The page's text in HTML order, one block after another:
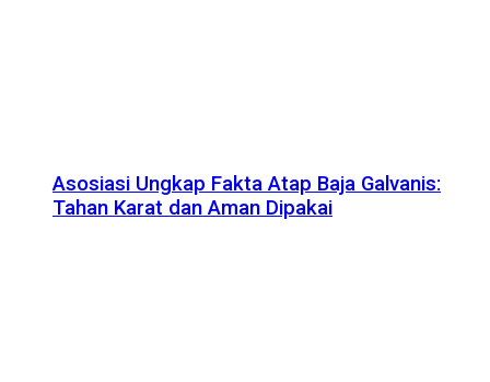
Asosiasi Ungkap Fakta Atap Baja Galvanis:
Tahan Karat dan Aman Dipakai